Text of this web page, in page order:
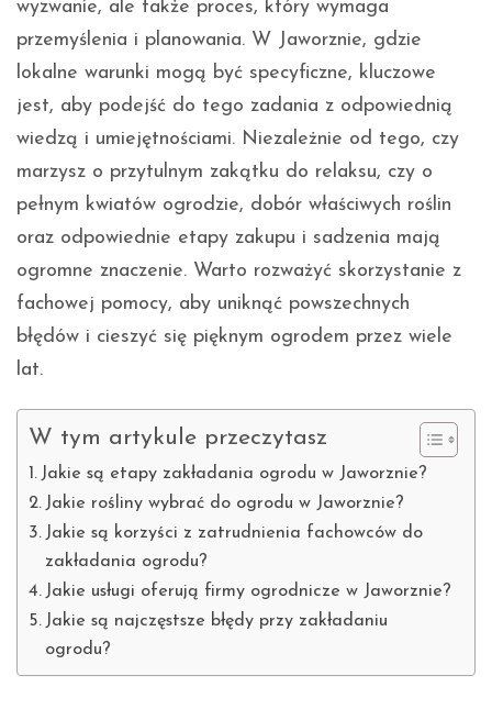
wyzwanie, ale także proces, który wymaga
przemyślenia i planowania. W Jaworznie, gdzie
lokalne warunki mogą być specyficzne, kluczowe
jest, aby podejść do tego zadania z odpowiednią
wiedzą i umiejętnościami. Niezależnie od tego, czy
marzysz o przytulnym zakątku do relaksu, czy o
pełnym kwiatów ogrodzie, dobór właściwych roślin
oraz odpowiednie etapy zakupu i sadzenia mają
ogromne znaczenie. Warto rozważyć skorzystanie z
fachowej pomocy, aby uniknąć powszechnych
błędów i cieszyć się pięknym ogrodem przez wiele
lat.
W tym artykule przeczytasz
Jakie są etapy zakładania ogrodu w Jaworznie?
Jakie rośliny wybrać do ogrodu w Jaworznie?
Jakie są korzyści z zatrudnienia fachowców do
zakładania ogrodu?
Jakie usługi oferują firmy ogrodnicze w Jaworznie?
Jakie są najczęstsze błędy przy zakładaniu
ogrodu?
slask/hurtownia-